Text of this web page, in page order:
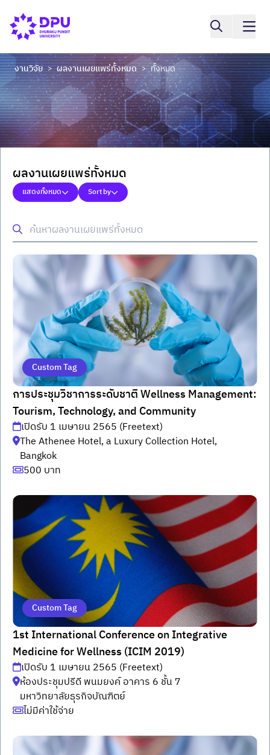
งานวิจัย > ผลงานเผยแพร่ทั้งหมด > ทั้งหมด
ผลงานเผยแพร่ทั้งหมด
แสดงทั้งหมด Sort by
Custom Tag
การประชุมวิชาการระดับชาติ Wellness Management:
Tourism, Technology, and Community
เปิดรับ 1 เมษายน 2565 (Freetext)
The Athenee Hotel, a Luxury Collection Hotel,
Bangkok
500 บาท
Custom Tag
1st International Conference on Integrative
Medicine for Wellness (ICIM 2019)
เปิดรับ 1 เมษายน 2565 (Freetext)
ห้องประชุมปรีดี พนมยงค์ อาคาร 6 ชั้น 7
มหาวิทยาลัยธุรกิจบัณฑิตย์
ไม่มีค่าใช้จ่าย